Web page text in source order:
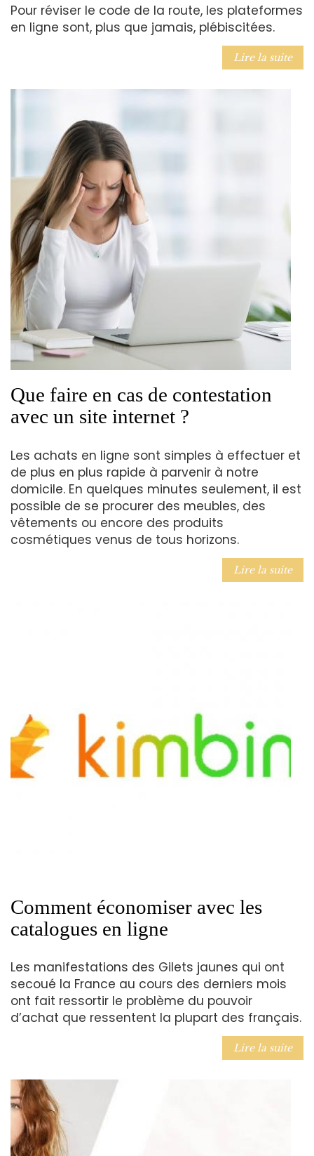
Pour réviser le code de la route, les plateformes
en ligne sont, plus que jamais, plébiscitées.
Lire la suite
Que faire en cas de contestation
avec un site internet ?
Les achats en ligne sont simples à effectuer et
de plus en plus rapide à parvenir à notre
domicile. En quelques minutes seulement, il est
possible de se procurer des meubles, des
vêtements ou encore des produits
cosmétiques venus de tous horizons.
Lire la suite
Comment économiser avec les
catalogues en ligne
Les manifestations des Gilets jaunes qui ont
secoué la France au cours des derniers mois
ont fait ressortir le problème du pouvoir
d’achat que ressentent la plupart des français.
Lire la suite